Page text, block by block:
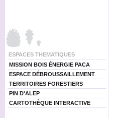
ESPACES THEMATIQUES
MISSION BOIS ÉNERGIE PACA
ESPACE DÉBROUSSAILLEMENT
TERRITOIRES FORESTIERS
PIN D'ALEP
CARTOTHÈQUE INTERACTIVE